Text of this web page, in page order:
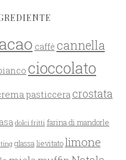
caffè cannella
cioccolato
pasticcera crostata
dolci fritti farina di mandorle
glassa lievitato limone